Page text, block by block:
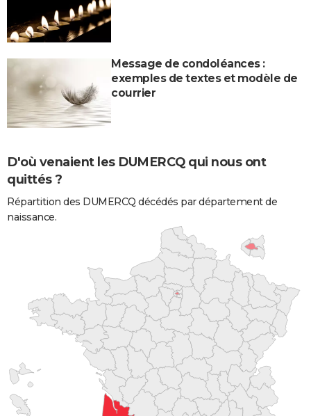
Message de condoléances :
exemples de textes et modèle de
courrier
D'où venaient les DUMERCQ qui nous ont
quittés ?
Répartition des DUMERCQ décédés par département de
naissance.